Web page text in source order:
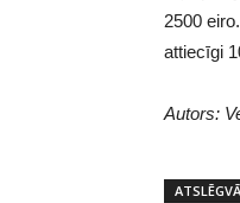
2500
attiecīgi
Autors: